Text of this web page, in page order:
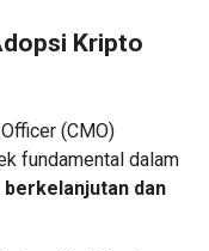
Kripto
(CMO)
fundamental dalam
berkelanjutan dan